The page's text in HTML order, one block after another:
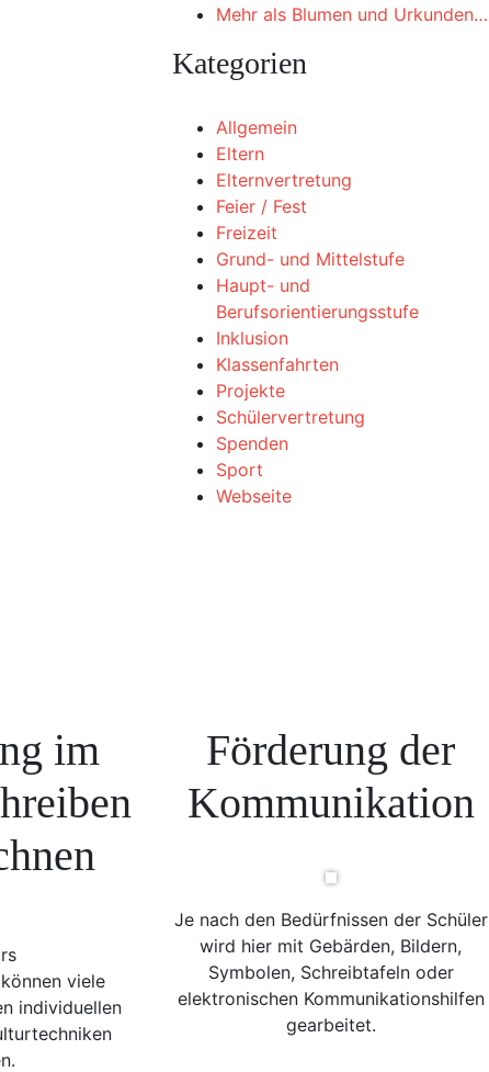
Mehr als Blumen und Urkunden…
Kategorien
Allgemein
Eltern
Elternvertretung
Feier / Fest
Freizeit
Grund- und Mittelstufe
Haupt- und
Berufsorientierungsstufe
Inklusion
Klassenfahrten
Projekte
Schülervertretung
Spenden
Sport
Webseite
im
viele
individuellen
Förderung der
Kommunikation
Je nach den Bedürfnissen der Schüler
wird hier mit Gebärden, Bildern,
Symbolen, Schreibtafeln oder
elektronischen Kommunikationshilfen
gearbeitet.